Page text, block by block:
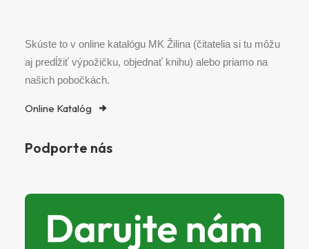
Skúste to v online katalógu MK Žilina (čitatelia si tu môžu
aj predĺžiť výpožičku, objednať knihu) alebo priamo na
našich pobočkách.
Online Katalóg
Podporte nás